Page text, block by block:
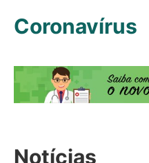
Coronavírus
Notícias